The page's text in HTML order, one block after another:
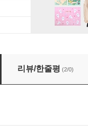
리뷰/한줄평 (2/0)